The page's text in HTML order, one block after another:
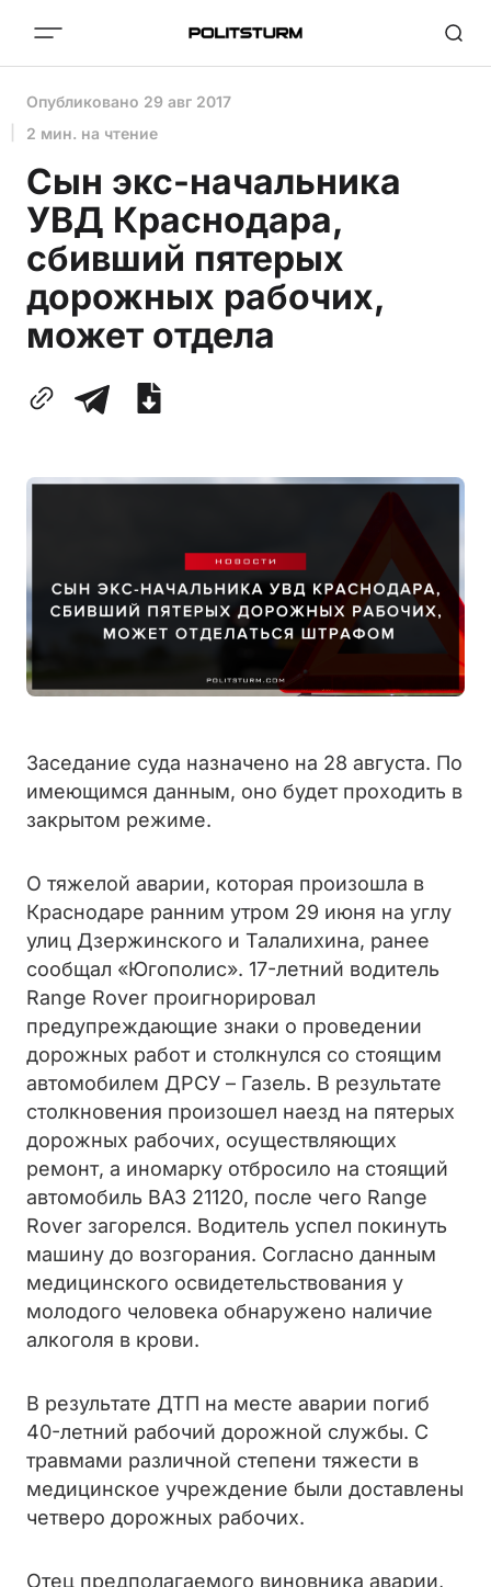
Опубликовано 29 авг 2017
2 мин. на чтение
Сын экс-начальника
УВД Краснодара,
сбивший пятерых
дорожных рабочих,
может отдела
Заседание суда назначено на 28 августа. По
имеющимся данным, оно будет проходить в
закрытом режиме.
О тяжелой аварии, которая произошла в
Краснодаре ранним утром 29 июня на углу
улиц Дзержинского и Талалихина, ранее
сообщал «Югополис». 17-летний водитель
Range Rover проигнорировал
предупреждающие знаки о проведении
дорожных работ и столкнулся со стоящим
автомобилем ДРСУ – Газель. В результате
столкновения произошел наезд на пятерых
дорожных рабочих, осуществляющих
ремонт, а иномарку отбросило на стоящий
автомобиль ВАЗ 21120, после чего Range
Rover загорелся. Водитель успел покинуть
машину до возгорания. Согласно данным
медицинского освидетельствования у
молодого человека обнаружено наличие
алкоголя в крови.
В результате ДТП на месте аварии погиб
40-летний рабочий дорожной службы. С
травмами различной степени тяжести в
медицинское учреждение были доставлены
четверо дорожных рабочих.
Отец предполагаемого виновника аварии,